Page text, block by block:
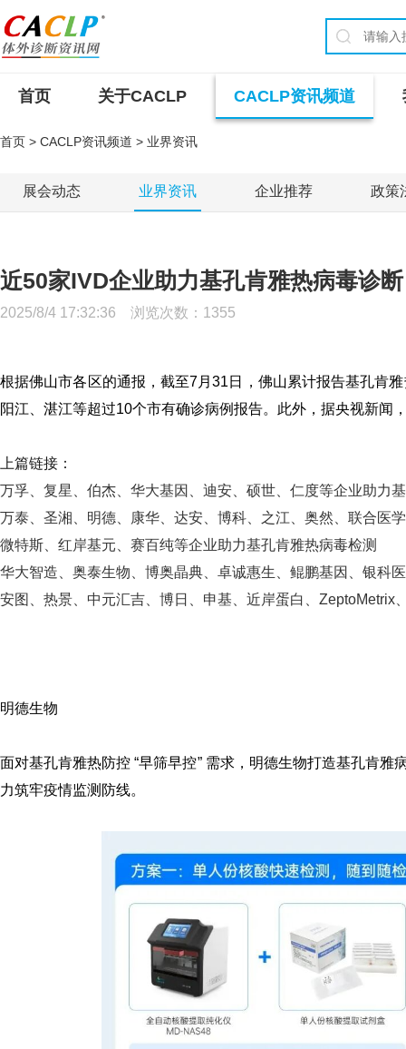
首页 关于CACLP CACLP资讯频道
首页 > CACLP资讯频道 > 业界资讯
展会动态 业界资讯 企业推荐 政策
近50家IVD企业助力基孔肯雅热病毒诊
2025/8/4 17:32:36 浏览次数： 1355
根据佛山市各区的通报，截至7月31日，佛山累计报告基孔肯
阳江、湛江等超过10个市有确诊病例报告。此外，据央视新闻
上篇链接：
万孚、复星、伯杰、华大基因、迪安、硕世、仁度等企业助力
万泰、圣湘、明德、康华、达安、博科、之江、奥然、联合医
微特斯、红岸基元、赛百纯等企业助力基孔肯雅热病毒检测
华大智造、奥泰生物、博奥晶典、卓诚惠生、鲲鹏基因、银科
安图、热景、中元汇吉、博日、申基、近岸蛋白、ZeptoMetrix
明德生物
面对基孔肯雅热防控 “早筛早控” 需求，明德生物打造基孔肯
力筑牢疫情监测防线。